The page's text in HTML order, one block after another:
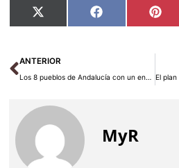
Compartir
en
X
(Twitter)
Compartir
en
Facebook
en
Ant
ANTERIOR
Los 8 pueblos de Andalucía con un encanto especial
MyR